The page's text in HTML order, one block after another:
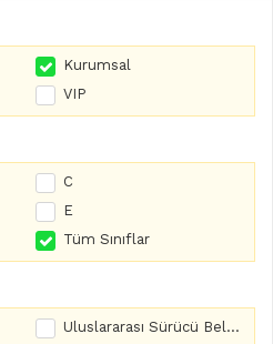
Kurumsal
VIP
C
E
Tüm Sınıflar
Uluslararası Sürücü Belgesi